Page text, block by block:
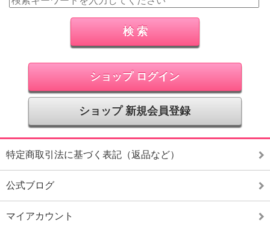
ショップ ログイン
ショップ 新規会員登録
特定商取引法に基づく表記（返品など）
公式ブログ
マイアカウント